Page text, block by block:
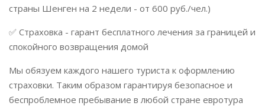
страны Шенген на 2 недели - от 600 руб./чел.)
✅ Страховка - гарант бесплатного лечения за границей и
спокойного возвращения домой
Мы обязуем каждого нашего туриста к оформлению
страховки. Таким образом гарантируя безопасное и
беспроблемное пребывание в любой стране евротура